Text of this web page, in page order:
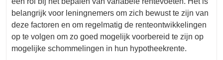
belangrijk voor leningnemers om zich bewust te zijn van
deze factoren en om regelmatig de renteontwikkelingen
op te volgen om zo goed mogelijk voorbereid te zijn op
mogelijke schommelingen in hun hypotheekrente.